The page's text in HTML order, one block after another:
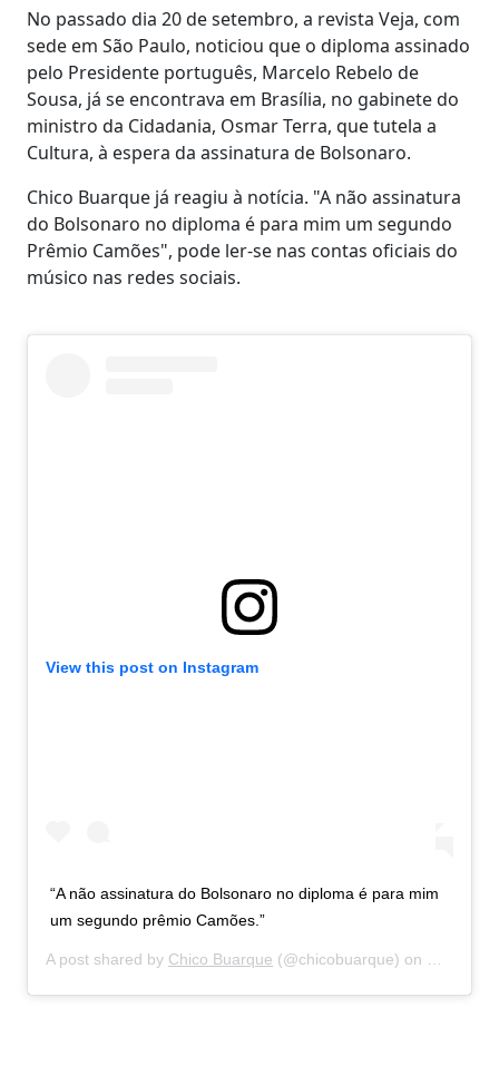
No passado dia 20 de setembro, a revista Veja, com
sede em São Paulo, noticiou que o diploma assinado
pelo Presidente português, Marcelo Rebelo de
Sousa, já se encontrava em Brasília, no gabinete do
ministro da Cidadania, Osmar Terra, que tutela a
Cultura, à espera da assinatura de Bolsonaro.
Chico Buarque já reagiu à notícia. "A não assinatura
do Bolsonaro no diploma é para mim um segundo
Prêmio Camões", pode ler-se nas contas oficiais do
músico nas redes sociais.
View this post on Instagram
“A não assinatura do Bolsonaro no diploma é para mim
um segundo prêmio Camões.”
A post shared by Chico Buarque (@chicobuarque) on